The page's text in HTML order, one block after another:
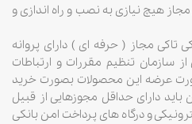
هیچ نیازی به نصب و راه اندازی و
تاکی مجاز ( حرفه ای ) دارای پروانه
سازمان تنظیم مقررات و ارتباطات
عرضه این محصولات بصورت خرید
باید دارای حداقل مجوزهایی از قبیل
و درگاه های پرداخت امن بانکی